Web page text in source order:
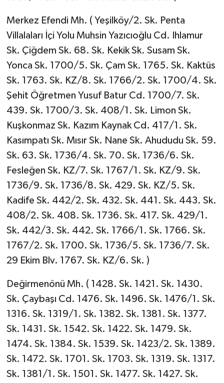
Merkez Efendi Mh. ( Yeşilköy/2. Sk. Penta
Villalaları İçi Yolu Muhsin Yazıcıoğlu Cd. Ihlamur
Sk. Çiğdem Sk. 68. Sk. Kekik Sk. Susam Sk.
Yonca Sk. 1700/5. Sk. Çam Sk. 1765. Sk. Kaktüs
Sk. 1763. Sk. KZ/8. Sk. 1766/2. Sk. 1700/4. Sk.
Şehit Öğretmen Yusuf Batur Cd. 1700/7. Sk.
439. Sk. 1700/3. Sk. 408/1. Sk. Limon Sk.
Kuşkonmaz Sk. Kazım Kaynak Cd. 417/1. Sk.
Kasımpatı Sk. Mısır Sk. Nane Sk. Ahududu Sk. 59.
Sk. 63. Sk. 1736/4. Sk. 70. Sk. 1736/6. Sk.
Fesleğen Sk. KZ/7. Sk. 1767/1. Sk. KZ/9. Sk.
1736/9. Sk. 1736/8. Sk. 429. Sk. KZ/5. Sk.
Kadife Sk. 442/2. Sk. 432. Sk. 441. Sk. 443. Sk.
408/2. Sk. 408. Sk. 1736. Sk. 417. Sk. 429/1.
Sk. 442/3. Sk. 442. Sk. 1766/1. Sk. 1766. Sk.
1767/2. Sk. 1700. Sk. 1736/5. Sk. 1736/7. Sk.
29 Ekim Blv. 1767. Sk. KZ/6. Sk. )
Değirmenönü Mh. ( 1428. Sk. 1421. Sk. 1430.
Sk. Çaybaşı Cd. 1476. Sk. 1496. Sk. 1476/1. Sk.
1316. Sk. 1319/1. Sk. 1382. Sk. 1381. Sk. 1377.
Sk. 1431. Sk. 1542. Sk. 1422. Sk. 1479. Sk.
1474. Sk. 1384. Sk. 1539. Sk. 1423/2. Sk. 1389.
Sk. 1472. Sk. 1701. Sk. 1703. Sk. 1319. Sk. 1317.
Sk. 1381/1. Sk. 1501. Sk. 1477. Sk. 1427. Sk.